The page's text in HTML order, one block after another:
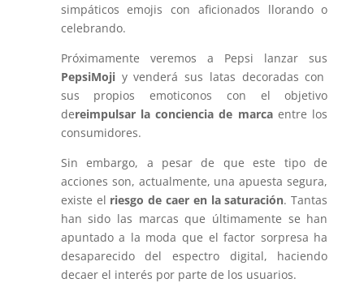
simpáticos emojis con aficionados llorando o
celebrando.
Próximamente veremos a Pepsi lanzar sus
PepsiMojiy venderá sus latas decoradas con
sus propios emoticonos con el objetivo
dereimpulsar la conciencia de marcaentre los
consumidores.
Sin embargo, a pesar de que este tipo de
acciones son, actualmente, una apuesta segura,
existe el riesgo de caer en la saturación. Tantas
han sido las marcas que últimamente se han
apuntado a la moda que el factor sorpresa ha
desaparecido del espectro digital, haciendo
decaer el interés por parte de los usuarios.